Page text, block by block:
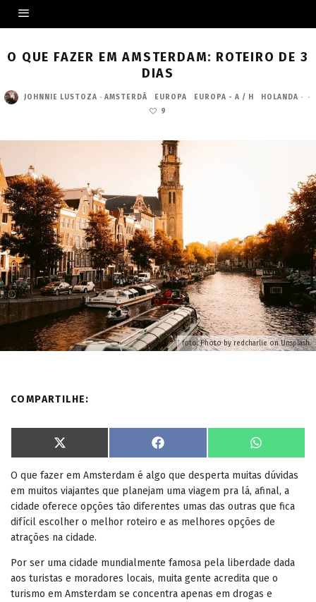
O QUE FAZER EM AMSTERDAM: ROTEIRO DE 3
DIAS
JOHNNIE LUSTOZA · AMSTERDÃ EUROPA EUROPA - A / H HOLANDA ·
·
9
foto: Photo by redcharlie on Unsplash.
COMPARTILHE:
S
h
r
e
o
n
X
(
w
i
t
t
e
r
)
S
h
r
o
n
F
a
e
b
o
o
S
h
r
e
o
n
W
h
t
s
A
p
p
O que fazer em Amsterdam é algo que desperta muitas dúvidas
em muitos viajantes que planejam uma viagem pra lá, afinal, a
cidade oferece opções tão diferentes umas das outras que fica
difícil escolher o melhor roteiro e as melhores opções de
atrações na cidade.
Por ser uma cidade mundialmente famosa pela liberdade dada
aos turistas e moradores locais, muita gente acredita que o
turismo em Amsterdam se concentra apenas em drogas e